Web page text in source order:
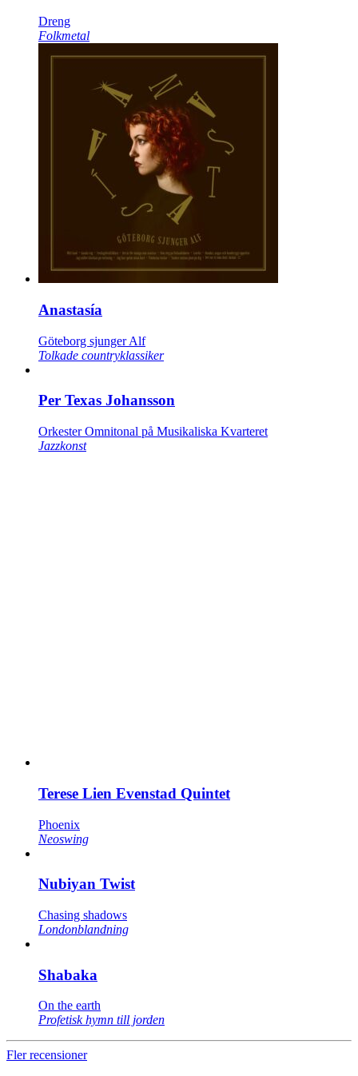
Dreng
Folkmetal
Anastasía
Göteborg sjunger Alf
Tolkade countryklassiker
Per Texas Johansson
Orkester Omnitonal på Musikaliska Kvarteret
Jazzkonst
Terese Lien Evenstad Quintet
Phoenix
Neoswing
Nubiyan Twist
Chasing shadows
Londonblandning
Shabaka
On the earth
Profetisk hymn till jorden
Fler recensioner